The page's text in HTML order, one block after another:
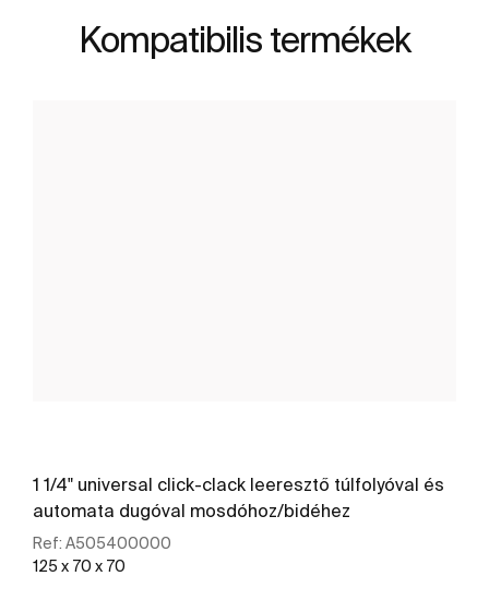
Kompatibilis termékek
1 1/4" universal click-clack leeresztő túlfolyóval és
automata dugóval mosdóhoz/bidéhez
Ref: A505400000
125 x 70 x 70